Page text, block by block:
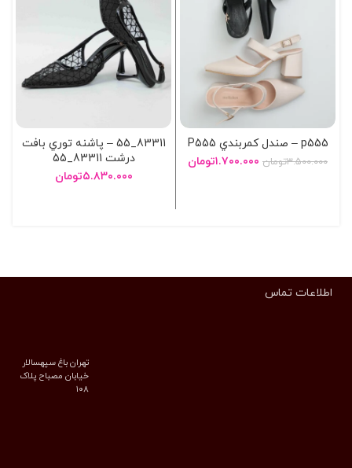
p555 – صندل کمربندي P555
۳.۵۰۰.۰۰۰تومان ۱.۷۰۰.۰۰۰تومان
83311_55 – پاشنه توري بافت
درشت 83311_55
۵.۸۳۰.۰۰۰تومان
اطلاعات تماس
تهران باغ سپهسالار
خیابان مصباح پلاک
۱۰۸